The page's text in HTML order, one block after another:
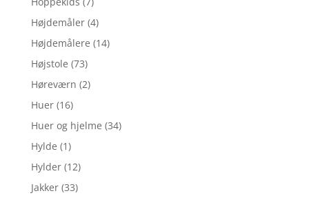
Højdemåler (4)
Højdemålere (14)
Højstole (73)
Høreværn (2)
Huer (16)
Huer og hjelme (34)
Hylde (1)
Hylder (12)
Jakker (33)